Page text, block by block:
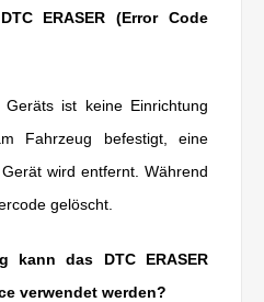
ERASER (Error Code
ist keine Einrichtung
Fahrzeug befestigt, eine
wird entfernt. Während
gelöscht.
kann das DTC ERASER
verwendet werden?